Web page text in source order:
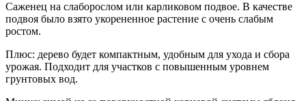
Саженец на слаборослом или карликовом подвое. В качестве
подвоя было взято укорененное растение с очень слабым
ростом.
Плюс: дерево будет компактным, удобным для ухода и сбора
урожая. Подходит для участков с повышенным уровнем
грунтовых вод.